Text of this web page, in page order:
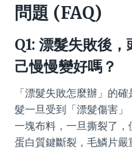
問題 (FAQ)
Q1: 漂髮失敗後
己慢慢變好嗎？
「漂髮失敗怎麼辦」的
髮一旦受到「漂髮傷害
一塊布料，一旦撕裂了
蛋白質鍵斷裂，毛鱗片